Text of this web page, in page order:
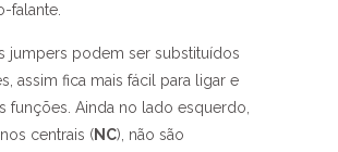
falante.
jumpers podem ser substituídos
assim fica mais fácil para ligar e
funções. Ainda no lado esquerdo,
centrais (NC), não são